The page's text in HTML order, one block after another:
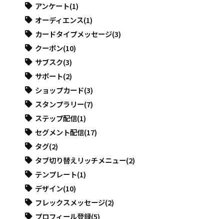
アンケート(1)
オーディエンス(1)
カードタイプメッセージ(3)
クーポン(10)
サブスク(3)
サポート(2)
ショップカード(3)
スタンプラリー(7)
ステップ配信(1)
セグメント配信(17)
タグ(2)
タブ切り替えリッチメニュー(2)
テンプレート(1)
デザイン(10)
フレックスメッセージ(2)
プロフィール登録(5)